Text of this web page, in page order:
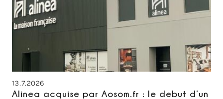
13.7.2026
Alinea acquise par Aosom.fr : le debut d’un